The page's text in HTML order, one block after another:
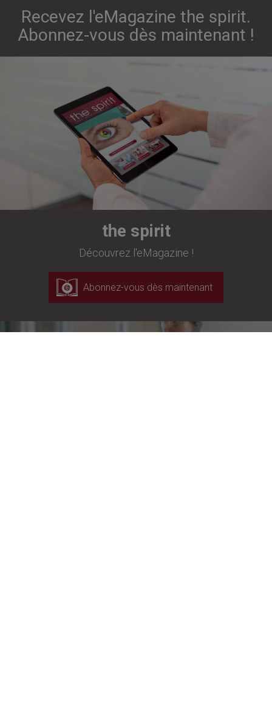
Recevez l'eMagazine the spirit.
Abonnez-vous dès maintenant !
the spirit
Découvrez l'eMagazine !
Abonnez-vous dès maintenant